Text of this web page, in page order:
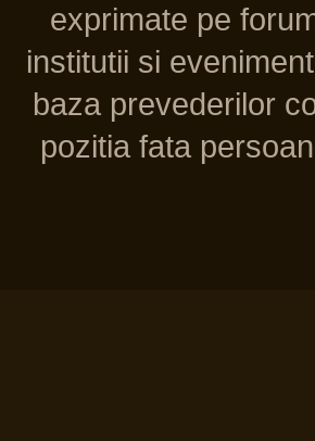
exprimate pe
institutii si
baza prevederilor
pozitia fata